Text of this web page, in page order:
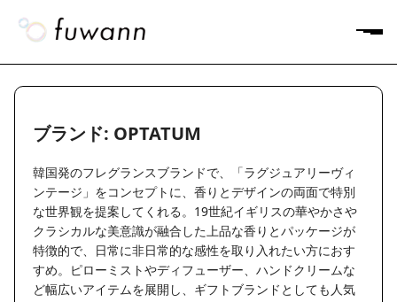
ブランド: OPTATUM
韓国発のフレグランスブランドで、「ラグジュアリーヴィ
ンテージ」をコンセプトに、香りとデザインの両面で特別
な世界観を提案してくれる。19世紀イギリスの華やかさや
クラシカルな美意識が融合した上品な香りとパッケージが
特徴的で、日常に非日常的な感性を取り入れたい方におす
すめ。ピローミストやディフューザー、ハンドクリームな
ど幅広いアイテムを展開し、ギフトブランドとしても人気